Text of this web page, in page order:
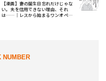
【漫画】妻の誕生日忘れだけじゃな
い。夫を信用できない理由、それ
は……｜レスから始まるワンオペ症
NUMBER